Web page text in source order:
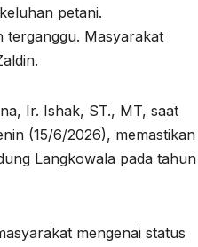
petani.
terganggu. Masyarakat
Ir. Ishak, ST., MT, saat
(15/6/2026), memastikan
Langkowala pada tahun
mengenai status